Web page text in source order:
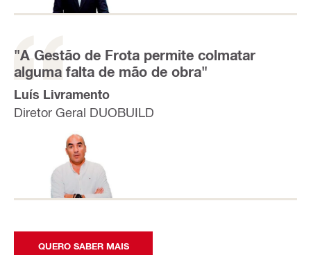
"A Gestão de Frota permite colmatar
alguma falta de mão de obra"
Luís Livramento
Diretor Geral DUOBUILD
QUERO SABER MAIS